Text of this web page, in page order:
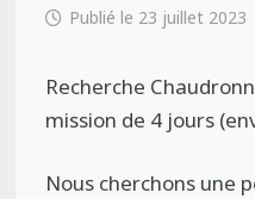
23 juillet 2023
Recherche
mission de 4 jours
Nous cherchons une